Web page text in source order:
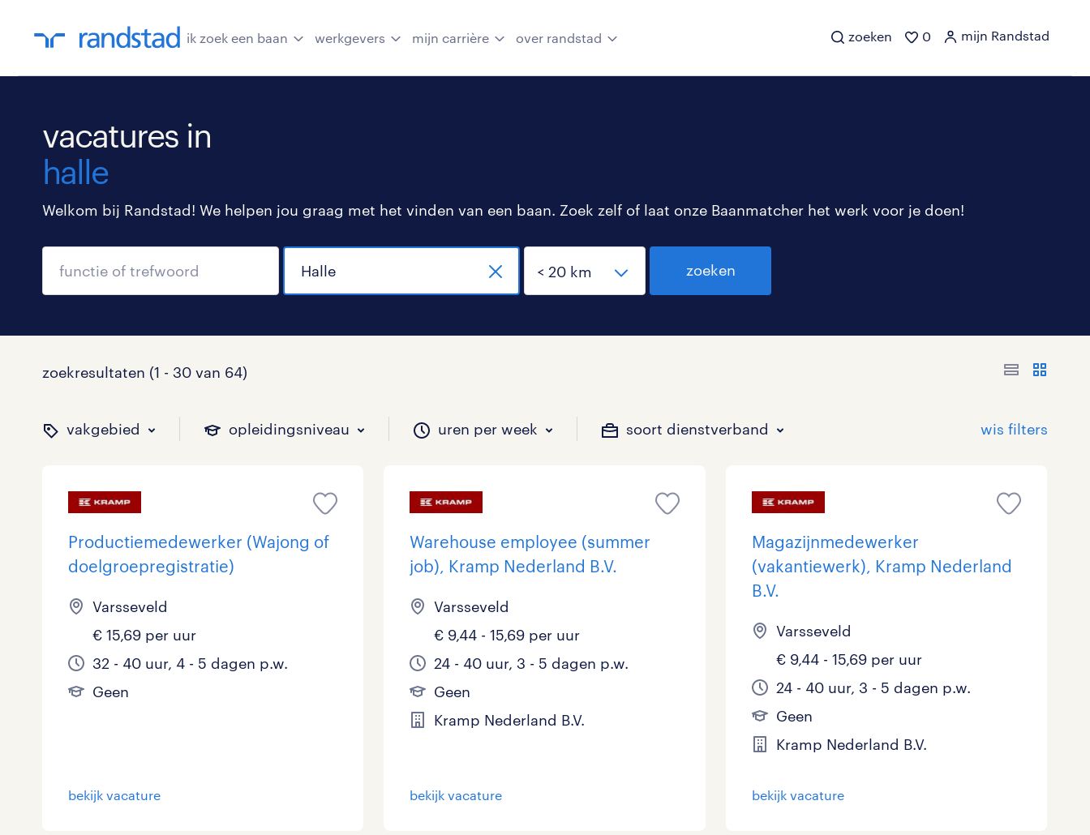
ik zoek een baan werkgevers mijn carrière over randstad zoeken 0 mijn Randstad
vacatures in
halle
Welkom bij Randstad! We helpen jou graag met het vinden van een baan. Zoek zelf of laat onze Baanmatcher het werk voor je doen!
zoeken
zoekresultaten (1 - 30 van 64)
vakgebied opleidingsniveau uren per week soort dienstverband
binnen welk vakgebied wil je werken?
Beveiliging Bouw 0
Callcenter / Contactcenter Chauffeurs 7 Commercieel / Verkoop
Engineering 0 Financieel 2
Industrieel / Productie Juridisch 0
Marketing & Communicatie 0
Onderwijs Overheid
op welk niveau zoek je vacatures?
Geen HAVO/VWO
HBO 1 LBO, MAVO, VMBO 0 MBO 26
MBO, HAVO, VWO 0 Master 0 Ondersteunend onderwijs
WO
toon 64 resultaten
hoeveel uren per week wil je werken?
9 - 16 uur 17 - 24 uur
25 - 32 uur 18 33 - 36 uur 2 37 - 40+ uur 28
welk soort dienstverband zou jij willen?
Tijdelijk Tijdelijk met uitzicht op vast
Vast 5
Productiemedewerker (Wajong of
doelgroepregistratie)
Varsseveld
€ 15,69 per uur
32 - 40 uur, 4 - 5 dagen p.w.
Geen
bekijk vacature
Warehouse employee (summer
job), Kramp Nederland B.V.
Varsseveld
€ 9,44 - 15,69 per uur
24 - 40 uur, 3 - 5 dagen p.w.
Geen
Kramp Nederland B.V.
bekijk vacature
Magazijnmedewerker
(vakantiewerk), Kramp Nederland
B.V.
Varsseveld
€ 9,44 - 15,69 per uur
24 - 40 uur, 3 - 5 dagen p.w.
Geen
Kramp Nederland B.V.
bekijk vacature